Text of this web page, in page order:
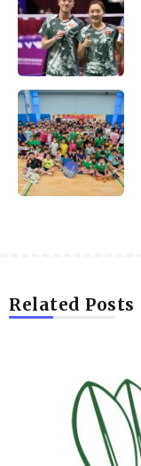
Related Posts